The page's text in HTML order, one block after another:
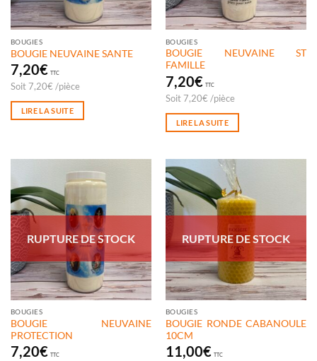
BOUGIES
BOUGIE NEUVAINE SANTE
7,20€ TTC
Soit 7,20€ /pièce
LIRE LA SUITE
BOUGIES
BOUGIE NEUVAINE ST
FAMILLE
7,20€ TTC
Soit 7,20€ /pièce
LIRE LA SUITE
RUPTURE DE STOCK
BOUGIES
BOUGIE NEUVAINE
PROTECTION
7,20€ TTC
RUPTURE DE STOCK
BOUGIES
BOUGIE RONDE CABANOULE
10CM
11,00€ TTC